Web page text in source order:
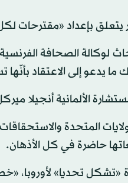
بإعداد «مقترحات
لوكالة الصحافة
إلى الاعتقاد بأنّها
الألمانية أنجيلا
المتحدة
حاضرة في كل الأذهان.
«تشكل تحديا»